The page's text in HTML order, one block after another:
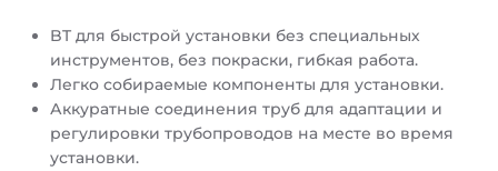
BT для быстрой установки без специальных
инструментов, без покраски, гибкая работа.
Легко собираемые компоненты для установки.
Аккуратные соединения труб для адаптации и
регулировки трубопроводов на месте во время
установки.